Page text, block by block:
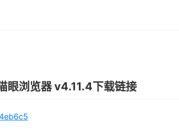
眼浏览器 v4.11.4下载链接